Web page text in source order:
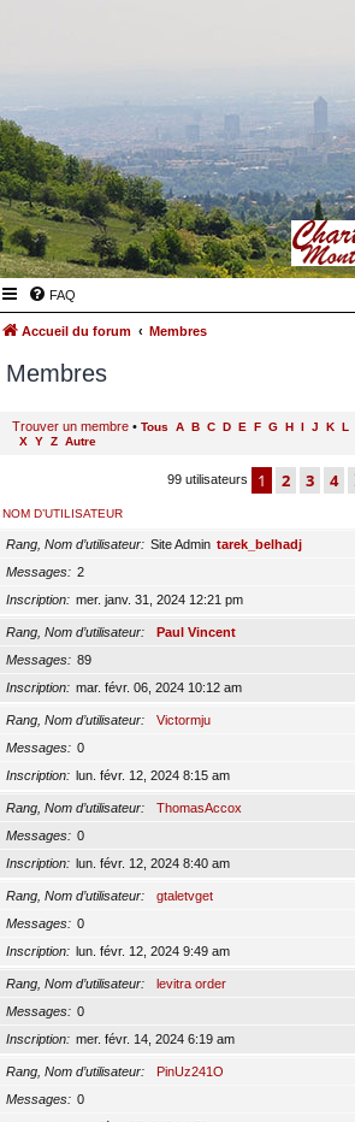
FAQ
Accueil du forum Membres
Membres
Trouver un membre • Tous A B C D E F G H I J K L
X Y Z Autre
99 utilisateurs 1 2 3 4
NOM D’UTILISATEUR
Rang, Nom d’utilisateur Site Admin tarek_belhadj
Messages
2
Inscription
mer. janv. 31, 2024 12:21 pm
Rang, Nom d’utilisateur
Paul Vincent
Messages
89
Inscription
mar. févr. 06, 2024 10:12 am
Rang, Nom d’utilisateur
Victormju
Messages
0
Inscription
lun. févr. 12, 2024 8:15 am
Rang, Nom d’utilisateur
ThomasAccox
Messages
0
Inscription
lun. févr. 12, 2024 8:40 am
Rang, Nom d’utilisateur
gtaletvget
Messages
0
Inscription
lun. févr. 12, 2024 9:49 am
Rang, Nom d’utilisateur
levitra order
Messages
0
Inscription
mer. févr. 14, 2024 6:19 am
Rang, Nom d’utilisateur
PinUz241O
Messages
0